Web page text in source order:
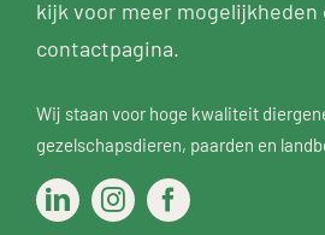
kijk voor meer mogelijkheden
contactpagina.
Wij staan voor hoge kwaliteit
gezelschapsdieren, paarden en